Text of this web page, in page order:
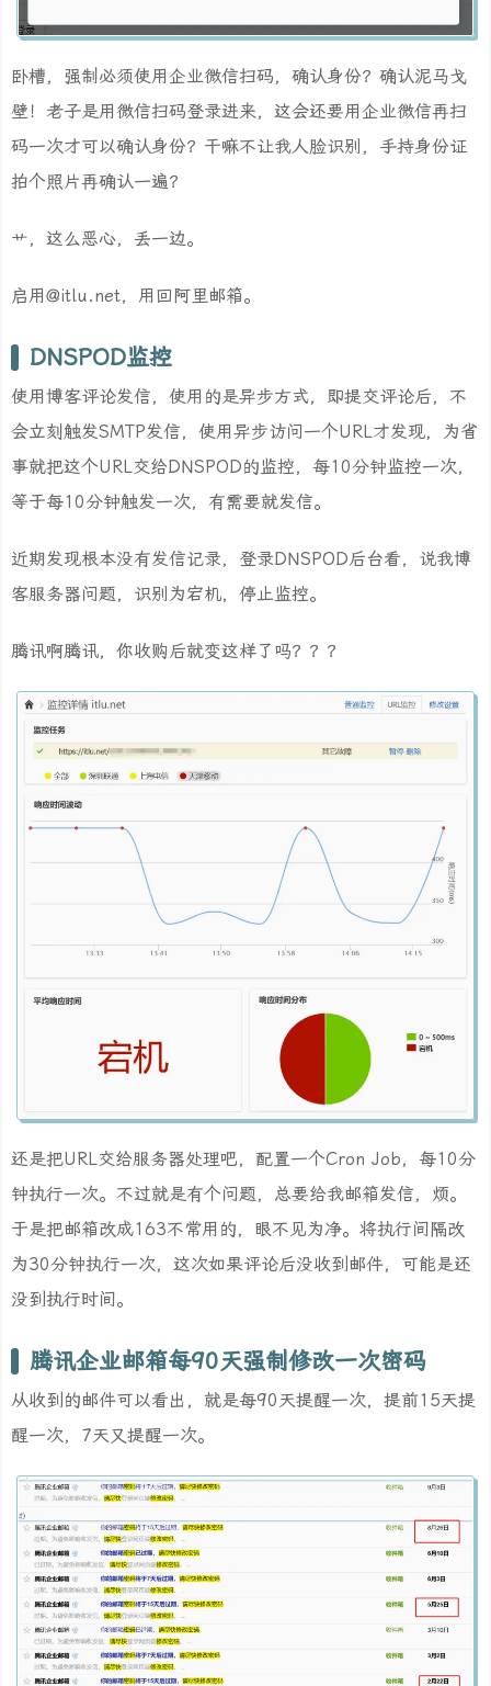
卧槽，强制必须使用企业微信扫码，确认身份？确认泥马戈
壁！老子是用微信扫码登录进来，这会还要用企业微信再扫
码一次才可以确认身份？干嘛不让我人脸识别，手持身份证
拍个照片再确认一遍？
艹，这么恶心，丢一边。
启用@itlu.net，用回阿里邮箱。
DNSPOD监控
使用博客评论发信，使用的是异步方式，即提交评论后，不
会立刻触发SMTP发信，使用异步访问一个URL才发现，为省
事就把这个URL交给DNSPOD的监控，每10分钟监控一次，
等于每10分钟触发一次，有需要就发信。
近期发现根本没有发信记录，登录DNSPOD后台看，说我博
客服务器问题，识别为宕机，停止监控。
腾讯啊腾讯，你收购后就变这样了吗？？？
还是把URL交给服务器处理吧，配置一个Cron Job，每10分
钟执行一次。不过就是有个问题，总要给我邮箱发信，烦。
于是把邮箱改成163不常用的，眼不见为净。将执行间隔改
为30分钟执行一次，这次如果评论后没收到邮件，可能是还
没到执行时间。
腾讯企业邮箱每90天强制修改一次密码
从收到的邮件可以看出，就是每90天提醒一次，提前15天提
醒一次，7天又提醒一次。